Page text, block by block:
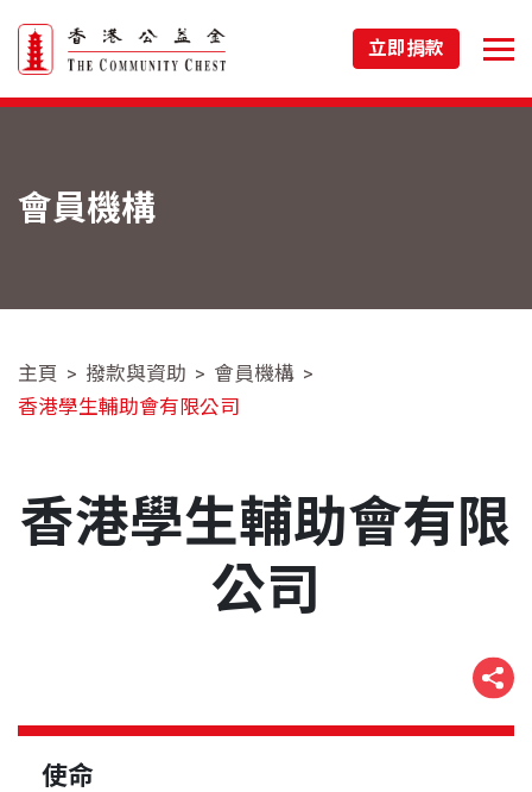
立即捐款
會員機構
主頁 撥款與資助
會員機構
香港學生輔助會有限公司
香港學生輔助會有限
公司
使命